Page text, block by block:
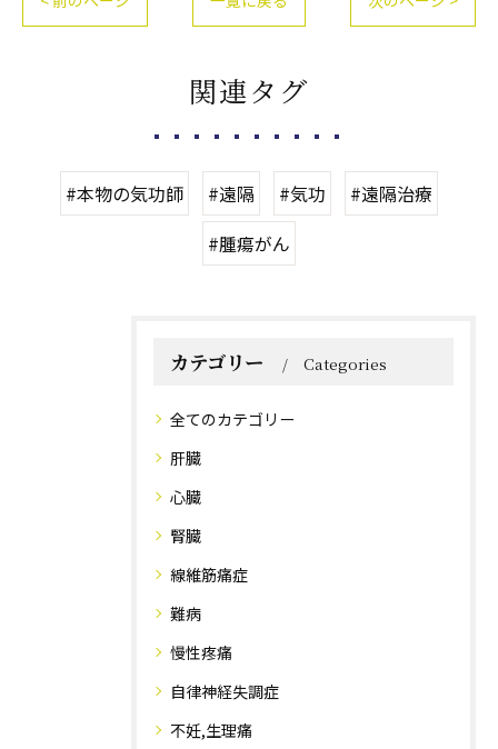
関連タグ
#本物の気功師 #遠隔 #気功
#遠隔治療
#腫瘍がん
カテゴリー Categories
全てのカテゴリー
肝臓
心臓
腎臓
線維筋痛症
難病
慢性疼痛
自律神経失調症
不妊,生理痛